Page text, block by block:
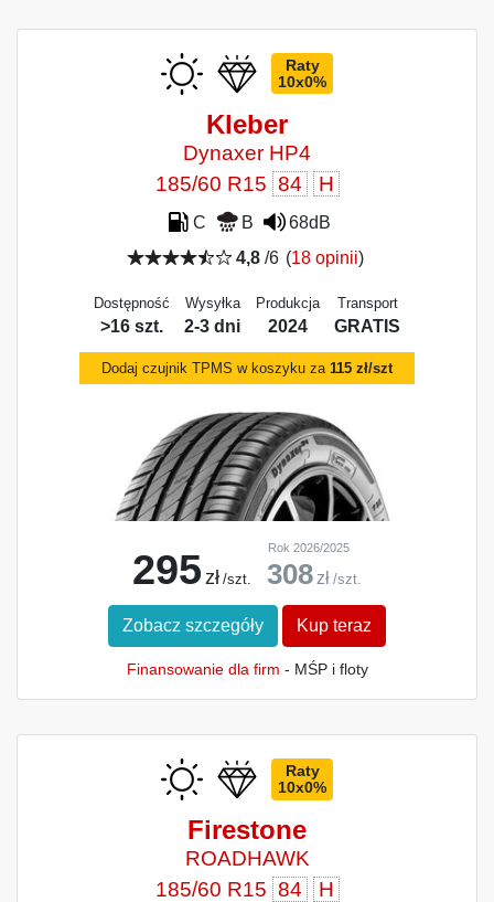
Raty
10x0%
Kleber
Dynaxer HP4
185/60 R15 84 H
C B
68dB
4,8/6 (18 opinii)
Dostępność
>16 szt.
Wysyłka
2-3 dni
Produkcja
2024
Transport
GRATIS
Dodaj czujnik TPMS w koszyku za 115 zł/szt
295 zł /szt.
Rok 2026/2025
308 zł /szt.
Zobacz szczegóły Kup teraz
Finansowanie dla firm - MŚP i floty
Raty
10x0%
Firestone
ROADHAWK
185/60 R15 84 H